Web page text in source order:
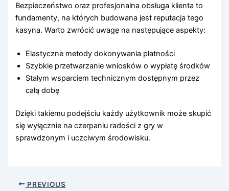
Bezpieczeństwo oraz profesjonalna obsługa klienta to
fundamenty, na których budowana jest reputacja tego
kasyna. Warto zwrócić uwagę na następujące aspekty:
Elastyczne metody dokonywania płatności
Szybkie przetwarzanie wniosków o wypłatę środków
Stałym wsparciem technicznym dostępnym przez
całą dobę
Dzięki takiemu podejściu każdy użytkownik może skupić
się wyłącznie na czerpaniu radości z gry w
sprawdzonym i uczciwym środowisku.
PREVIOUS